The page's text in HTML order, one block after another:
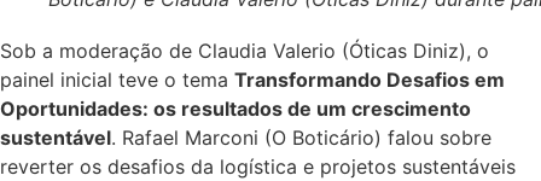
Sob a moderação de Claudia Valerio (Óticas Diniz), o
painel inicial teve o tema Transformando Desafios em
Oportunidades: os resultados de um crescimento
sustentável. Rafael Marconi (O Boticário) falou sobre
reverter os desafios da logística e projetos sustentáveis